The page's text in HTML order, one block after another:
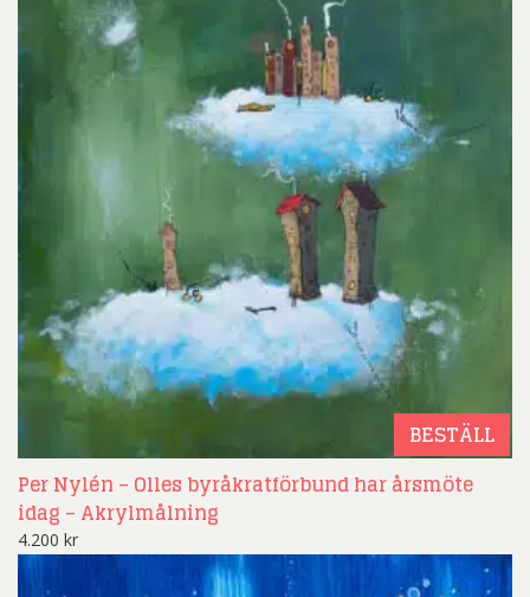
BESTÄLL
Per Nylén – Olles byråkratförbund har årsmöte
idag – Akrylmålning
4.200 kr